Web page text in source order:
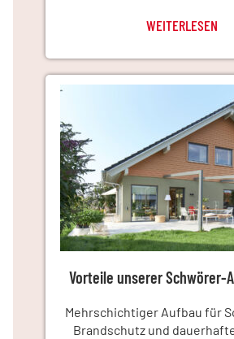
WEITERLESEN
Vorteile unserer Schwörer-
Mehrschichtiger Aufbau für
Brandschutz und